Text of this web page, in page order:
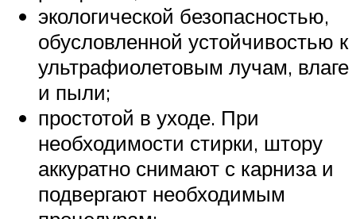
экологической безопасностью,
обусловленной устойчивостью к
ультрафиолетовым лучам, влаге
и пыли;
простотой в уходе. При
необходимости стирки, штору
аккуратно снимают с карниза и
подвергают необходимым